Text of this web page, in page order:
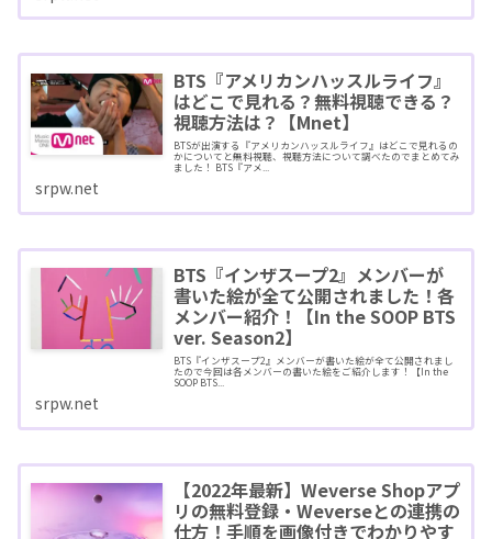
BTS『アメリカンハッスルライフ』
はどこで見れる？無料視聴できる？
視聴方法は？【Mnet】
BTSが出演する『アメリカンハッスルライフ』はどこで見れるの
かについてと無料視聴、視聴方法について調べたのでまとめてみ
ました！ BTS『アメ...
srpw.net
BTS『インザスープ2』メンバーが
書いた絵が全て公開されました！各
メンバー紹介！【In the SOOP BTS
ver. Season2】
BTS『インザスープ2』メンバーが書いた絵が全て公開されまし
たので今回は各メンバーの書いた絵をご紹介します！【In the
SOOP BTS...
srpw.net
【2022年最新】Weverse Shopアプ
リの無料登録・Weverseとの連携の
仕方！手順を画像付きでわかりやす